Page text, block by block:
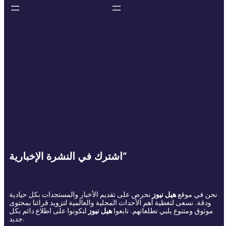
اشترك في النشرة الإخبارية”
نحن في موقعهيل نيوز نحرص على تقديم الأخبار والمستجدات بكل حيادية
ودقة. نسعى لتغطية أهم الأحداث المحلية والعالمية لتزويد قرائنا بمحتوى
موثوق ومتنوع يلبي تطلعاتهم. تابعوا هيل نيوز لتكونوا على اطلاع دائم بكل
جديد.